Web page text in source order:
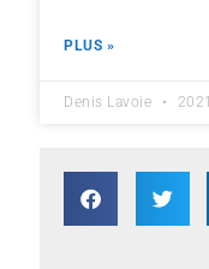
PLUS »
Denis Lavoie